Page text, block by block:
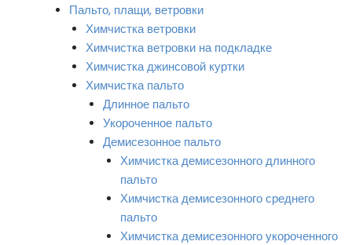
Пальто, плащи, ветровки
Химчистка ветровки
Химчистка ветровки на подкладке
Химчистка джинсовой куртки
Химчистка пальто
Длинное пальто
Укороченное пальто
Демисезонное пальто
Химчистка демисезонного длинного
пальто
Химчистка демисезонного среднего
пальто
Химчистка демисезонного укороченного